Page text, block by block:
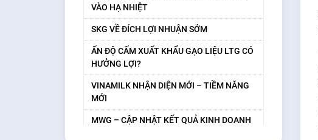
VÀO HẠ NHIỆT
SKG VỀ ĐÍCH LỢI NHUẬN SỚM
ẤN ĐỘ CẤM XUẤT KHẨU GẠO LIỆU LTG CÓ
HƯỞNG LỢI?
VINAMILK NHẬN DIỆN MỚI – TIỀM NĂNG
MỚI
MWG – CẬP NHẬT KẾT QUẢ KINH DOANH